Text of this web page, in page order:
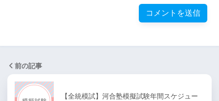
前の記事
【全統模試】河合塾模擬試験年間スケジュー